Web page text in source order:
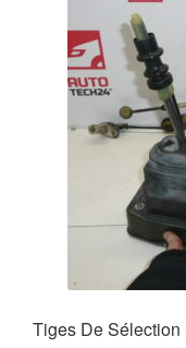
Tiges De